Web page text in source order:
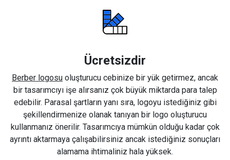
Ücretsizdir
Berber logosu oluşturucu cebinize bir yük getirmez, ancak
bir tasarımcıyı işe alırsanız çok büyük miktarda para talep
edebilir. Parasal şartların yanı sıra, logoyu istediğiniz gibi
şekillendirmenize olanak tanıyan bir logo oluşturucu
kullanmanız önerilir. Tasarımcıya mümkün olduğu kadar çok
ayrıntı aktarmaya çalışabilirsiniz ancak istediğiniz sonuçları
alamama ihtimaliniz hala yüksek.